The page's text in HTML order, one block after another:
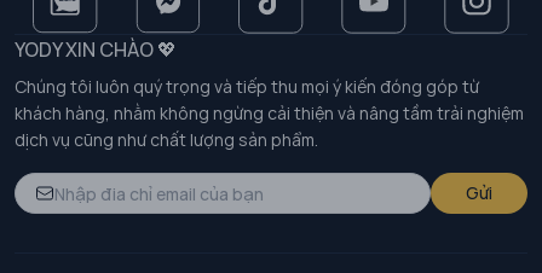
YODY XIN CHÀO 💖
Chúng tôi luôn quý trọng và tiếp thu mọi ý kiến đóng góp từ
khách hàng, nhằm không ngừng cải thiện và nâng tầm trải nghiệm
dịch vụ cũng như chất lượng sản phẩm.
Gửi